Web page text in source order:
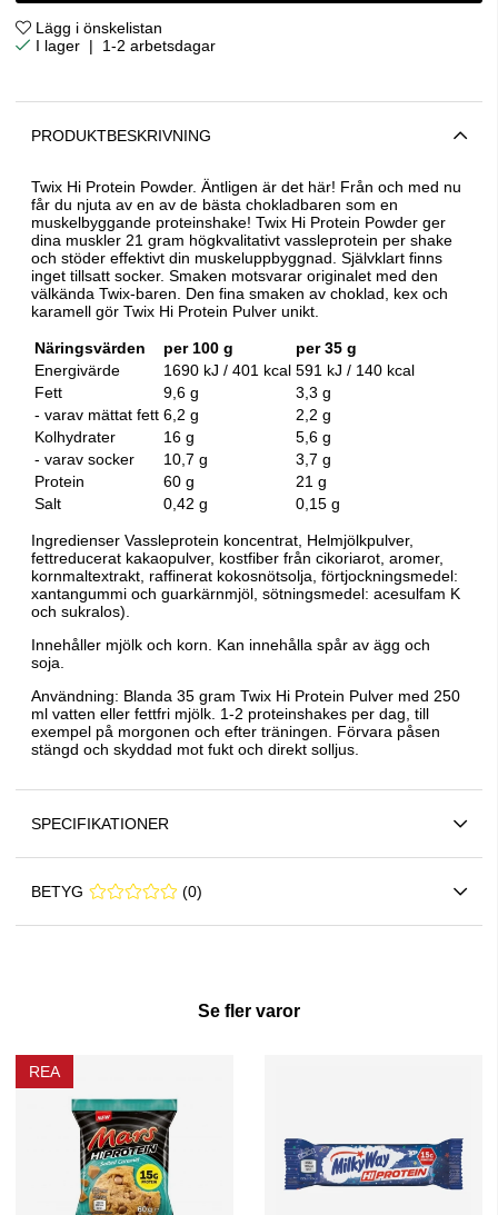
Lägg i önskelistan
| 1-2 arbetsdagar
PRODUKTBESKRIVNING
Twix Hi Protein Powder. Äntligen är det här! Från och med nu
får du njuta av en av de bästa chokladbaren som en
muskelbyggande proteinshake! Twix Hi Protein Powder ger
dina muskler 21 gram högkvalitativt vassleprotein per shake
och stöder effektivt din muskeluppbyggnad. Självklart finns
inget tillsatt socker. Smaken motsvarar originalet med den
välkända Twix-baren. Den fina smaken av choklad, kex och
karamell gör Twix Hi Protein Pulver unikt.
Näringsvärden per 100 g
per 35 g
Energivärde
1690 kJ / 401 kcal 591 kJ / 140 kcal
Fett
9,6 g
3,3 g
- varav mättat fett 6,2 g
2,2 g
Kolhydrater
16 g
5,6 g
- varav socker
10,7 g
3,7 g
Protein
60 g
21 g
Salt
0,42 g 0,15 g
Ingredienser Vassleprotein koncentrat, Helmjölkpulver,
fettreducerat kakaopulver, kostfiber från cikoriarot, aromer,
kornmaltextrakt, raffinerat kokosnötsolja, förtjockningsmedel:
xantangummi och guarkärnmjöl, sötningsmedel: acesulfam K
och sukralos).
Innehåller mjölk och korn. Kan innehålla spår av ägg och
soja.
Användning: Blanda 35 gram Twix Hi Protein Pulver med 250
ml vatten eller fettfri mjölk. 1-2 proteinshakes per dag, till
exempel på morgonen och efter träningen. Förvara påsen
stängd och skyddad mot fukt och direkt solljus.
SPECIFIKATIONER
BETYG 0 0 (0)
Se fler varor
REA